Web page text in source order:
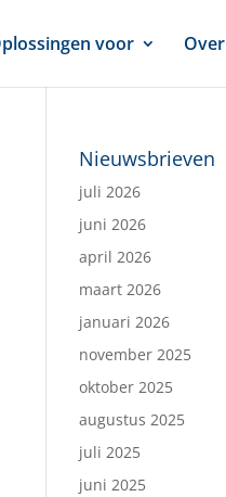
voor Over
Nieuwsbrieven
juli 2026
juni 2026
april 2026
maart 2026
januari 2026
november 2025
oktober 2025
augustus 2025
juli 2025
juni 2025